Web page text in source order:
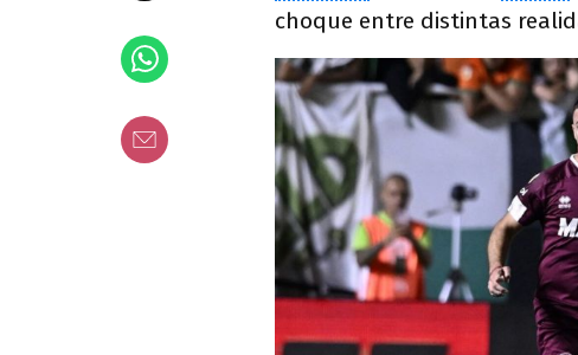
choque entre distintas